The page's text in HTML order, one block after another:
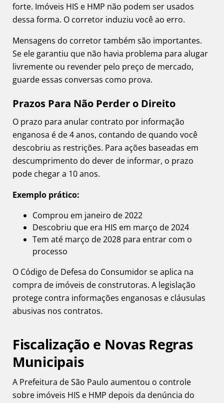
forte. Imóveis HIS e HMP não podem ser usados
dessa forma. O corretor induziu você ao erro.
Mensagens do corretor também são importantes.
Se ele garantiu que não havia problema para alugar
livremente ou revender pelo preço de mercado,
guarde essas conversas como prova.
Prazos Para Não Perder o Direito
O prazo para anular contrato por informação
enganosa é de 4 anos, contando de quando você
descobriu as restrições. Para ações baseadas em
descumprimento do dever de informar, o prazo
pode chegar a 10 anos.
Exemplo prático:
Comprou em janeiro de 2022
Descobriu que era HIS em março de 2024
Tem até março de 2028 para entrar com o
processo
O Código de Defesa do Consumidor se aplica na
compra de imóveis de construtoras. A legislação
protege contra informações enganosas e cláusulas
abusivas nos contratos.
Fiscalização e Novas Regras
Municipais
A Prefeitura de São Paulo aumentou o controle
sobre imóveis HIS e HMP depois da denúncia do